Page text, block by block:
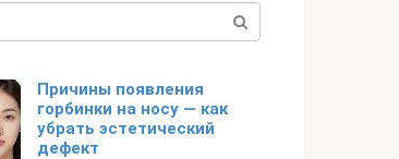
Причины появления
горбинки на носу — как
убрать эстетический
дефект